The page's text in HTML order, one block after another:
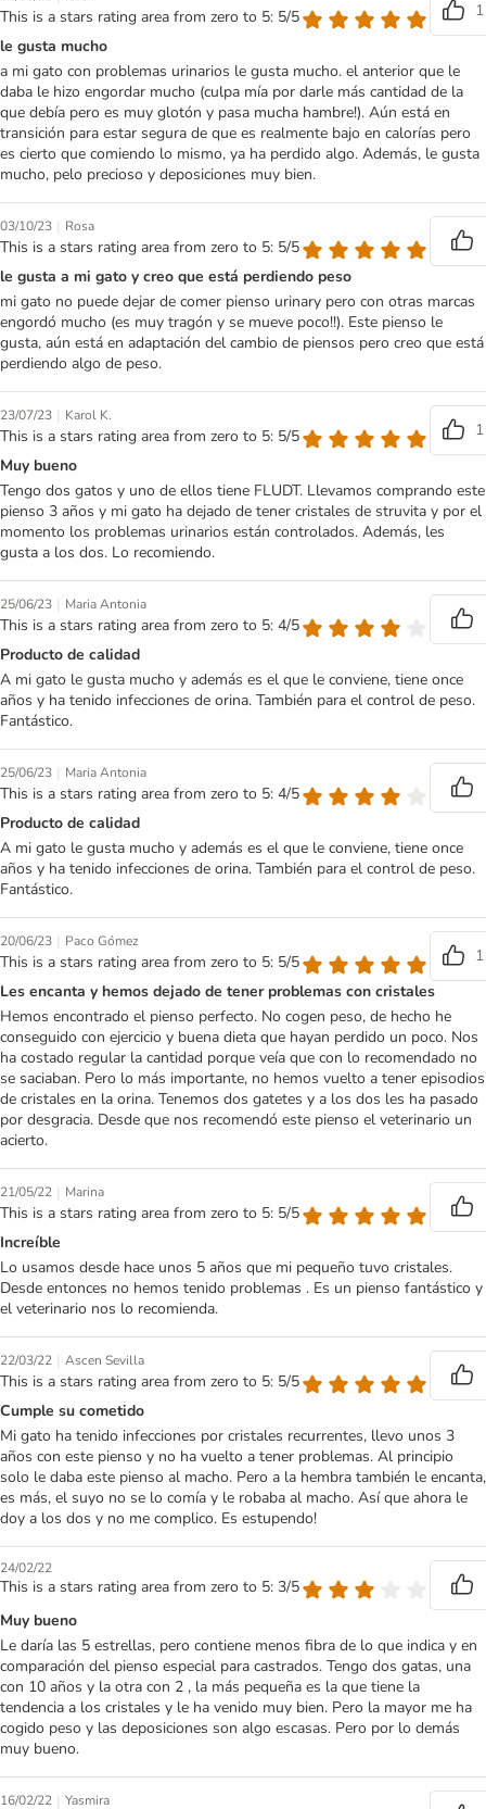
This is a stars rating area from zero to 5: 5/5
1
le gusta mucho
a mi gato con problemas urinarios le gusta mucho. el anterior que le
daba le hizo engordar mucho (culpa mía por darle más cantidad de la
que debía pero es muy glotón y pasa mucha hambre!). Aún está en
transición para estar segura de que es realmente bajo en calorías pero
es cierto que comiendo lo mismo, ya ha perdido algo. Además, le gusta
mucho, pelo precioso y deposiciones muy bien.
03/10/23 | Rosa
This is a stars rating area from zero to 5: 5/5
le gusta a mi gato y creo que está perdiendo peso
mi gato no puede dejar de comer pienso urinary pero con otras marcas
engordó mucho (es muy tragón y se mueve poco!!). Este pienso le
gusta, aún está en adaptación del cambio de piensos pero creo que está
perdiendo algo de peso.
23/07/23 | Karol K.
This is a stars rating area from zero to 5: 5/5
1
Muy bueno
Tengo dos gatos y uno de ellos tiene FLUDT. Llevamos comprando este
pienso 3 años y mi gato ha dejado de tener cristales de struvita y por el
momento los problemas urinarios están controlados. Además, les
gusta a los dos. Lo recomiendo.
25/06/23 | Maria Antonia
This is a stars rating area from zero to 5: 4/5
Producto de calidad
A mi gato le gusta mucho y además es el que le conviene, tiene once
años y ha tenido infecciones de orina. También para el control de peso.
Fantástico.
25/06/23 | Maria Antonia
This is a stars rating area from zero to 5: 4/5
Producto de calidad
A mi gato le gusta mucho y además es el que le conviene, tiene once
años y ha tenido infecciones de orina. También para el control de peso.
Fantástico.
20/06/23 | Paco Gómez
This is a stars rating area from zero to 5: 5/5
1
Les encanta y hemos dejado de tener problemas con cristales
Hemos encontrado el pienso perfecto. No cogen peso, de hecho he
conseguido con ejercicio y buena dieta que hayan perdido un poco. Nos
ha costado regular la cantidad porque veía que con lo recomendado no
se saciaban. Pero lo más importante, no hemos vuelto a tener episodios
de cristales en la orina. Tenemos dos gatetes y a los dos les ha pasado
por desgracia. Desde que nos recomendó este pienso el veterinario un
acierto.
21/05/22 | Marina
This is a stars rating area from zero to 5: 5/5
Increíble
Lo usamos desde hace unos 5 años que mi pequeño tuvo cristales.
Desde entonces no hemos tenido problemas . Es un pienso fantástico y
el veterinario nos lo recomienda.
22/03/22 | Ascen Sevilla
This is a stars rating area from zero to 5: 5/5
Cumple su cometido
Mi gato ha tenido infecciones por cristales recurrentes, llevo unos 3
años con este pienso y no ha vuelto a tener problemas. Al principio
solo le daba este pienso al macho. Pero a la hembra también le encanta,
es más, el suyo no se lo comía y le robaba al macho. Así que ahora le
doy a los dos y no me complico. Es estupendo!
24/02/22
This is a stars rating area from zero to 5: 3/5
Muy bueno
Le daría las 5 estrellas, pero contiene menos fibra de lo que indica y en
comparación del pienso especial para castrados. Tengo dos gatas, una
con 10 años y la otra con 2 , la más pequeña es la que tiene la
tendencia a los cristales y le ha venido muy bien. Pero la mayor me ha
cogido peso y las deposiciones son algo escasas. Pero por lo demás
muy bueno.
16/02/22 | Yasmira